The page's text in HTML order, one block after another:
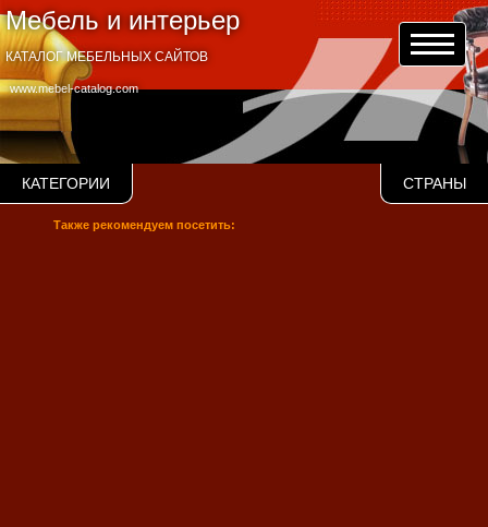
Мебель и интерьер
www.mebel-catalog.com
КАТАЛОГ МЕБЕЛЬНЫХ САЙТОВ
КАТЕГОРИИ СТРАНЫ
Также рекомендуем посетить: